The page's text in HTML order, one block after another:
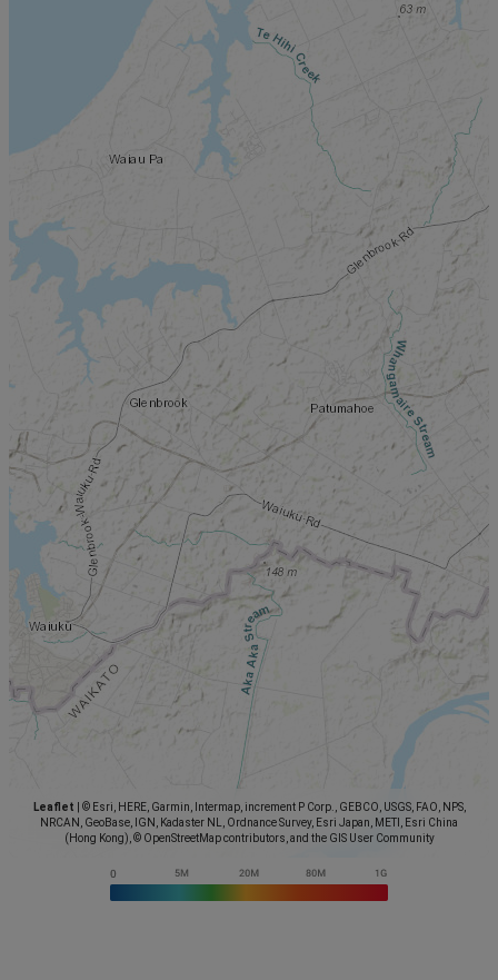
Leaflet
© Esri, HERE, Garmin, Intermap, increment P Corp., GEBCO, USGS, FAO, NPS,
NRCAN, GeoBase, IGN, Kadaster NL, Ordnance Survey, Esri Japan, METI, Esri China
(Hong Kong), © OpenStreetMap contributors, and the GIS User Community